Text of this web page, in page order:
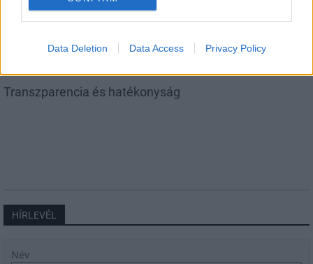
Data Deletion Data Access Privacy Policy
Transzparencia és hatékonyság
HÍRLEVÉL
Név